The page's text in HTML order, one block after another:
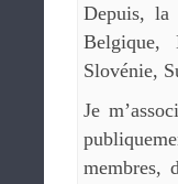
Depuis, la
Belgique,
Slovénie,
Je
membres,